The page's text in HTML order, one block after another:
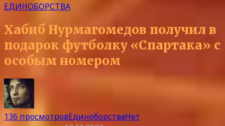
ЕДИНОБОРСТВА
Хабиб Нурмагомедов получил в
подарок футболку «Спартака» с
особым номером
136 просмотровЕдиноборстваНет